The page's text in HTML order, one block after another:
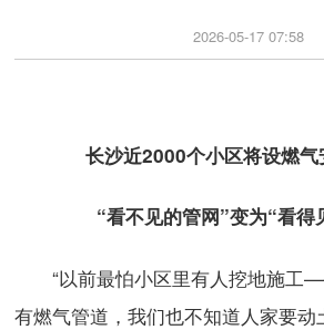
2026-05-17 07:58
长沙近2000个小区将设燃气
“看不见的管网”变为“看得
“以前最怕小区里有人挖地施工
有燃气管道，我们也不知道人家要动